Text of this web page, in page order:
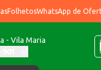
FolhetosWhatsApp de
- Vila Maria